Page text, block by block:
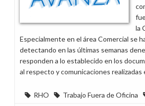
la
Especialmente en el área Comercial se
detectando en las últimas semanas
responden a lo establecido en los
al respecto y comunicaciones
RHO Trabajo Fuera de Oficina